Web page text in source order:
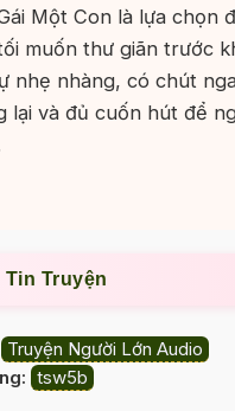
Một Con là lựa chọn
muốn thư giãn trước
nhẹ nhàng, có chút
lại và đủ cuốn hút để
Truyện
Truyện Người Lớn Audio
tsw5b